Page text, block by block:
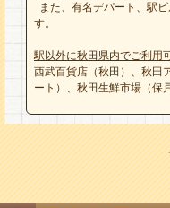
また、有名デパート、駅
す。
駅以外に秋田県内でご利用
西武百貨店（秋田）、秋田
ート）、秋田生鮮市場（保